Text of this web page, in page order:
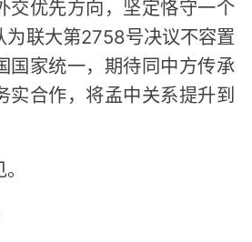
交优先方向，坚定恪守一个
为联大第2758号决议不容置
国家统一，期待同中方传承
实合作，将孟中关系提升到